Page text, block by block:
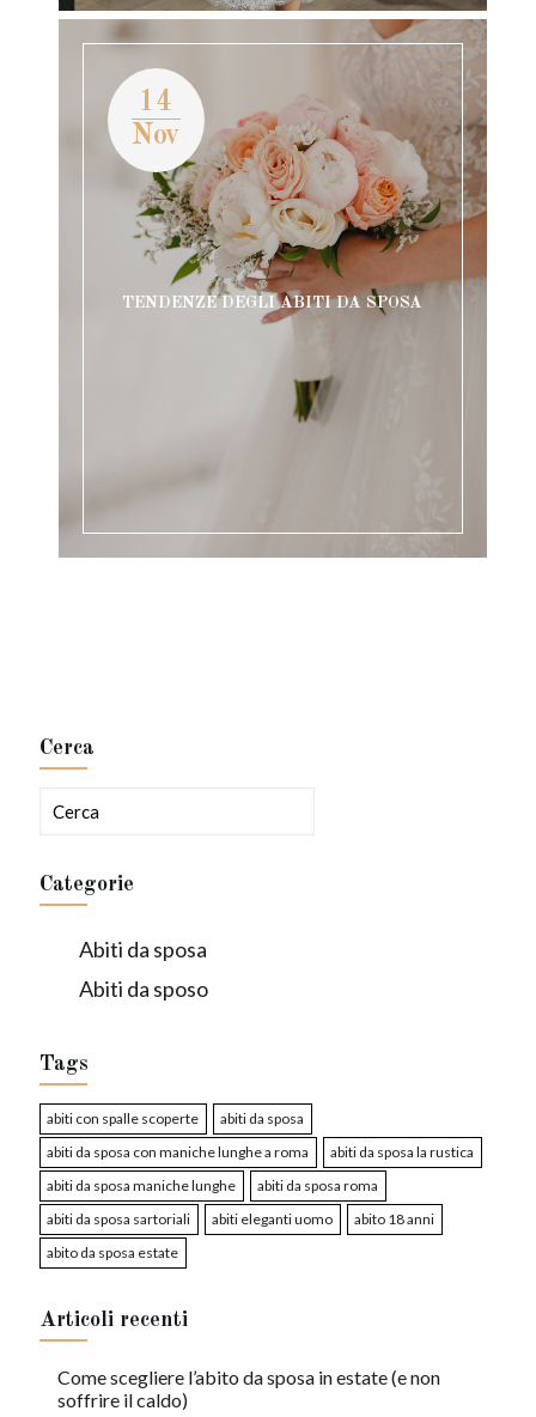
14
Nov
TENDENZE DEGLI ABITI DA SPOSA
Cerca
Categorie
Abiti da sposa
Abiti da sposo
Tags
abiti con spalle scoperte
abiti da sposa
abiti da sposa con maniche lunghe a roma
abiti da sposa la rustica
abiti da sposa maniche lunghe
abiti da sposa roma
abiti da sposa sartoriali
abiti eleganti uomo
abito 18 anni
abito da sposa estate
Articoli recenti
Come scegliere l’abito da sposa in estate (e non
soffrire il caldo)